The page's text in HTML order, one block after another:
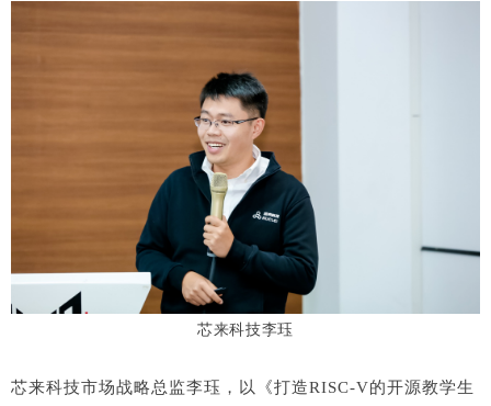
芯来科技李珏
芯来科技市场战略总监李珏，以《打造RISC-V的开源教学生